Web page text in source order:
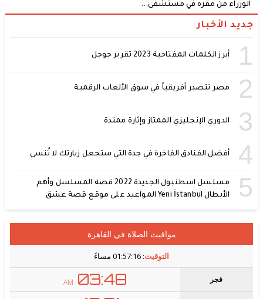
الوزراء من مقره في مستشفى...
جديد الأخبار
1 أبرز الكلمات المفتاحية 2023 تقرير جوجل
2 مصر تتصدر أفريقياً في سوق الألعاب الرقمية
3 الدوري الإنجليزي الممتاز وإثارة ممتدة
4 أفضل الفنادق الفاخرة في جدة التي ستجعل زيارتك لا تُنسى
5
مسلسل اسطنبول الجديدة 2022 قصة المسلسل وأهم
الأبطال Yeni İstanbul المواعيد على موقع قصة عشق